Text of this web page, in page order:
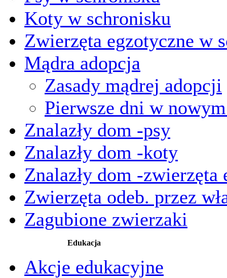
Koty w schronisku
Zwierzęta egzotyczne w
Mądra adopcja
Zasady mądrej adopcji
Pierwsze dni w
Znalazły dom -psy
Znalazły dom -koty
Znalazły dom -zwierzęta
Zwierzęta odeb. przez
Zagubione zwierzaki
Edukacja
Akcje edukacyjne